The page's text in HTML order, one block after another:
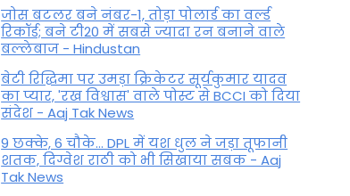
जोस बटलर बने नंबर-1, तोड़ा पोलार्ड का वर्ल्ड
रिकॉर्ड; बने टी20 में सबसे ज्यादा रन बनाने वाले
बल्लेबाज - Hindustan
बेटी र‍िद्ध‍िमा पर उमड़ा क्रिकेटर सूर्यकुमार यादव
का प्यार, 'रख विश्वास' वाले पोस्ट से BCCI को दिया
संदेश - Aaj Tak News
9 छक्के, 6 चौके... DPL में यश धुल ने जड़ा तूफानी
शतक, द‍िग्वेश राठी को भी स‍िखाया सबक - Aaj
Tak News